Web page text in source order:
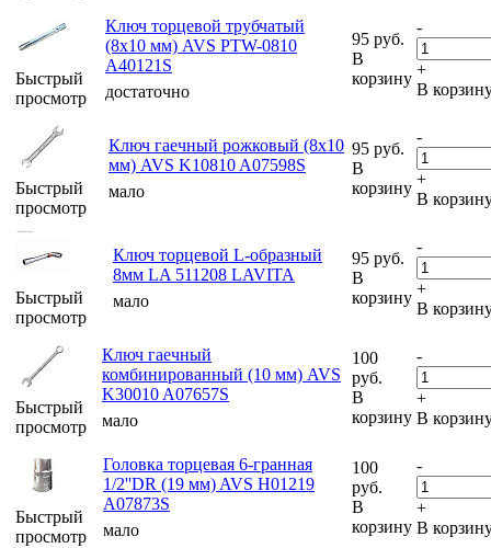
Быстрый
просмотр
Ключ торцевой трубчатый
(8х10 мм) AVS PTW-0810
A40121S
достаточно
95 руб.
В
корзину
-
+
В
Быстрый
просмотр
Ключ гаечный рожковый (8х10
мм) AVS K10810 A07598S
мало
95 руб.
В
корзину
-
+
В
Быстрый
просмотр
Ключ торцевой L-образный
8мм LA 511208 LAVITA
мало
95 руб.
В
корзину
-
+
В
Быстрый
просмотр
Ключ гаечный
комбинированный (10 мм) AVS
K30010 A07657S
мало
100
руб.
В
корзину
-
+
В
Быстрый
просмотр
Головка торцевая 6-гранная
1/2''DR (19 мм) AVS H01219
A07873S
мало
100
руб.
В
корзину
-
+
В